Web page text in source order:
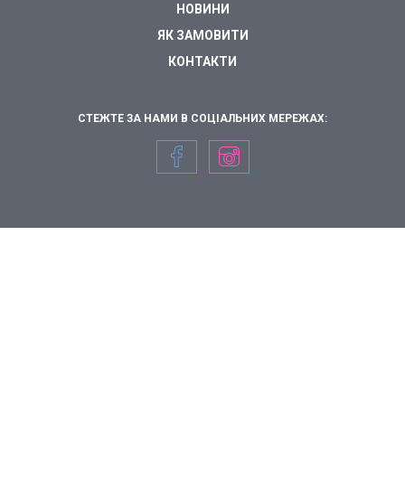
НОВИНИ
ЯК ЗАМОВИТИ
КОНТАКТИ
СТЕЖТЕ ЗА НАМИ В СОЦІАЛЬНИХ МЕРЕЖАХ: